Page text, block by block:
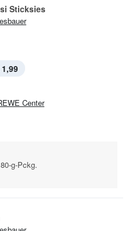
Sticksies
Center
g-Pckg.